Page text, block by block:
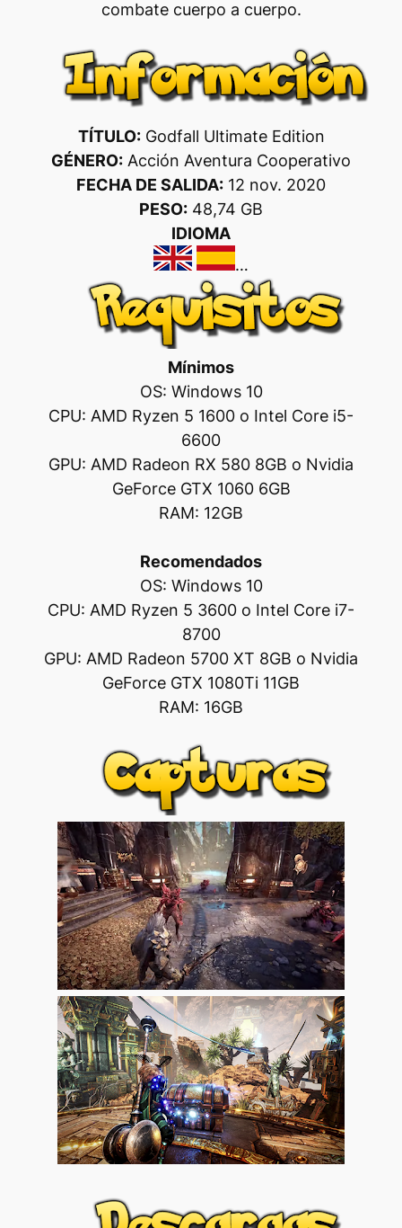
combate cuerpo a cuerpo.
TÍTULO:Godfall Ultimate Edition
GÉNERO: Acción Aventura Cooperativo
FECHA DE SALIDA: 12 nov. 2020
PESO: 48,74 GB
IDIOMA
…
Mínimos
OS: Windows 10
CPU: AMD Ryzen 5 1600 o Intel Core i5-
6600
GPU: AMD Radeon RX 580 8GB o Nvidia
GeForce GTX 1060 6GB
RAM: 12GB
Recomendados
OS: Windows 10
CPU: AMD Ryzen 5 3600 o Intel Core i7-
8700
GPU: AMD Radeon 5700 XT 8GB o Nvidia
GeForce GTX 1080Ti 11GB
RAM: 16GB